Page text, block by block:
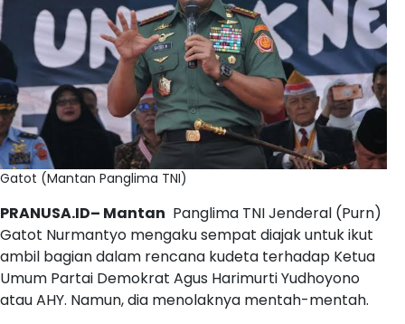
Gatot (Mantan Panglima TNI)
PRANUSA.ID– Mantan Panglima TNI Jenderal (Purn)
Gatot Nurmantyo mengaku sempat diajak untuk ikut
ambil bagian dalam rencana kudeta terhadap Ketua
Umum Partai Demokrat Agus Harimurti Yudhoyono
atau AHY. Namun, dia menolaknya mentah-mentah.